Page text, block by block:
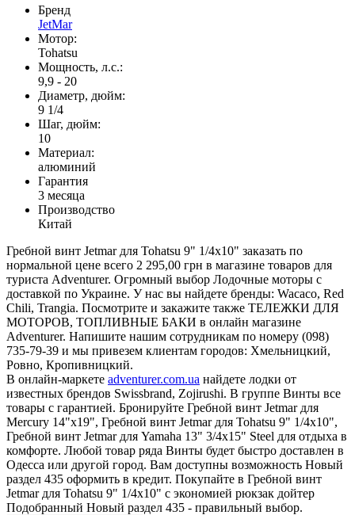
Бренд
JetMar
Мотор:
Tohatsu
Мощность, л.с.:
9,9 - 20
Диаметр, дюйм:
9 1/4
Шаг, дюйм:
10
Материал:
алюминий
Гарантия
3 месяца
Производство
Китай
Гребной винт Jetmar для Tohatsu 9" 1/4x10" заказать по
нормальной цене всего 2 295,00 грн в магазине товаров для
туриста Adventurer. Огромный выбор Лодочные моторы с
доставкой по Украине. У нас вы найдете бренды: Wacaco, Red
Chili, Trangia. Посмотрите и закажите также ТЕЛЕЖКИ ДЛЯ
МОТОРОВ, ТОПЛИВНЫЕ БАКИ в онлайн магазине
Adventurer. Напишите нашим сотрудникам по номеру (098)
735-79-39 и мы привезем клиентам городов: Хмельницкий,
Ровно, Кропивницкий.
В онлайн-маркете adventurer.com.ua найдете лодки от
известных брендов Swissbrand, Zojirushi. В группе Винты все
товары с гарантией. Бронируйте Гребной винт Jetmar для
Mercury 14"x19", Гребной винт Jetmar для Tohatsu 9" 1/4x10",
Гребной винт Jetmar для Yamaha 13" 3/4x15" Steel для отдыха в
комфорте. Любой товар ряда Винты будет быстро доставлен в
Одесса или другой город. Вам доступны возможность Новый
раздел 435 оформить в кредит. Покупайте в Гребной винт
Jetmar для Tohatsu 9" 1/4x10" с экономией рюкзак дойтер
Подобранный Новый раздел 435 - правильный выбор.